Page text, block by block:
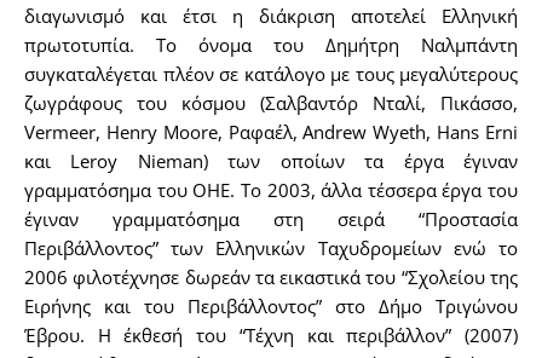
διαγωνισμό και έτσι η διάκριση αποτελεί Ελληνική
πρωτοτυπία. Το όνομα του Δημήτρη Ναλμπάντη
συγκαταλέγεται πλέον σε κατάλογο με τους μεγαλύτερους
ζωγράφους του κόσμου (Σαλβαντόρ Νταλί, Πικάσσο,
Vermeer, Henry Moore, Ραφαέλ, Andrew Wyeth, Hans Erni
και Leroy Nieman) των οποίων τα έργα έγιναν
γραμματόσημα του ΟΗΕ. Το 2003, άλλα τέσσερα έργα του
έγιναν γραμματόσημα στη σειρά “Προστασία
Περιβάλλοντος” των Ελληνικών Ταχυδρομείων ενώ το
2006 φιλοτέχνησε δωρεάν τα εικαστικά του “Σχολείου της
Ειρήνης και του Περιβάλλοντος” στο Δήμο Τριγώνου
Έβρου. Η έκθεσή του “Τέχνη και περιβάλλον” (2007)